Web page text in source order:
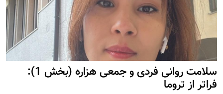
سلامت روانی فردی و جمعی هزاره (بخش 1):
فراتر از تروما